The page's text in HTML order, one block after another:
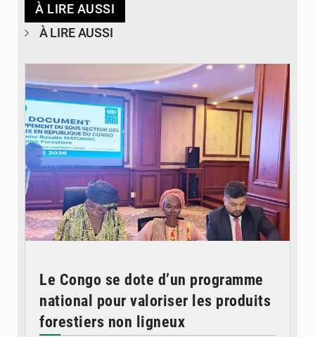
À LIRE AUSSI
À LIRE AUSSI
Le Congo se dote d’un programme
national pour valoriser les produits
forestiers non ligneux